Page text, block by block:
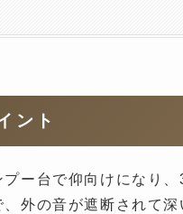
ント
ー台で仰向けになり
外の音が遮断されて